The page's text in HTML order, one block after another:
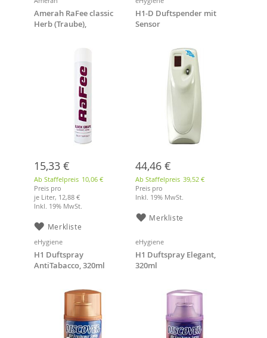
Amerah RaFee classic
Herb (Traube),
15,33 €
Ab Staffelpreis 10,06 €
Preis pro
je Liter, 12,88 €
Inkl. 19% MwSt.
Merkliste
H1-D Duftspender mit
Sensor
44,46 €
Ab Staffelpreis 39,52 €
Preis pro
Inkl. 19% MwSt.
Merkliste
eHygiene
H1 Duftspray
AntiTabacco, 320ml
eHygiene
H1 Duftspray Elegant,
320ml